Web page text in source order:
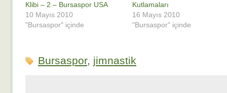
Klibi – 2 – Bursaspor USA
10 Mayıs 2010
"Bursaspor" içinde
Kutlamaları
16 Mayıs 2010
"Bursaspor" içinde
Bursaspor, jimnastik